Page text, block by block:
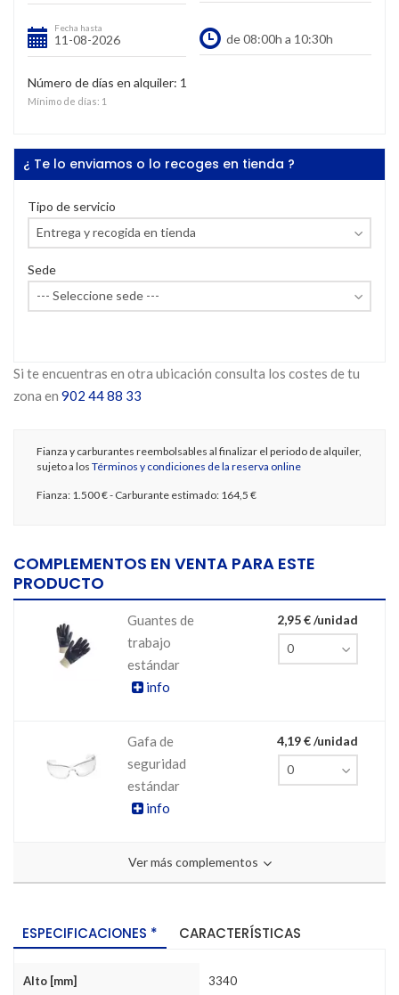
Fecha hasta
Número de días en alquiler: 1
Mínimo de días: 1
¿ Te lo enviamos o lo recoges en tienda ?
Tipo de servicio
Sede
Si te encuentras en otra ubicación consulta los costes de tu
zona en 902 44 88 33
Fianza y carburantes reembolsables al finalizar el periodo de alquiler,
sujeto a los Términos y condiciones de la reserva online
Fianza: 1.500 €- Carburante estimado: 164,5 €
COMPLEMENTOS EN VENTA PARA ESTE
PRODUCTO
Guantes de
trabajo
estándar
info
2,95 € /unidad
Gafa de
seguridad
estándar
info
4,19 € /unidad
Ver más complementos
ESPECIFICACIONES * CARACTERÍSTICAS
Alto [mm] 3340